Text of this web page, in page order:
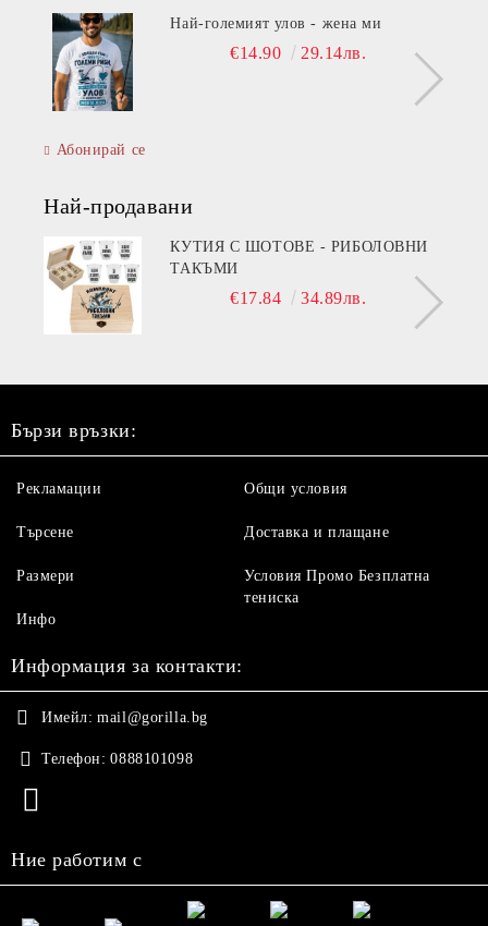
Най-големият улов - жена ми
€14.90 29.14лв.
Абонирай се
Най-продавани
КУТИЯ С ШОТОВЕ - РИБОЛОВНИ
ТАКЪМИ
€17.84 34.89лв.
Бързи връзки:
Рекламации
Търсене
Размери
Инфо
Общи условия
Доставка и плащане
Условия Промо Безплатна
тениска
Информация за контакти:
Имейл: mail@gorilla.bg
Телефон: 0888101098
Ние работим с